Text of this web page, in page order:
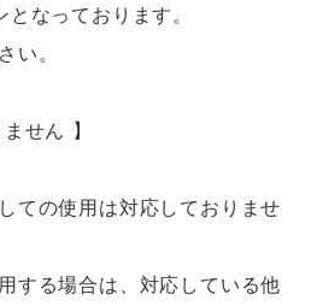
なっております。
い。
せん 】
ての使用は対応しておりませ
する場合は、対応している他